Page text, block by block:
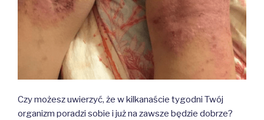
Czy możesz uwierzyć, że w kilkanaście tygodni Twój
organizm poradzi sobie i już na zawsze będzie dobrze?